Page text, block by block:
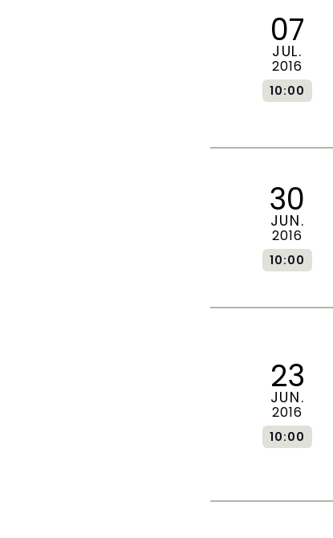
07
JUL.
2016
10:00
30
JUN.
2016
10:00
23
JUN.
2016
10:00